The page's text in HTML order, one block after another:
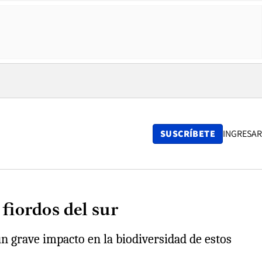
SUSCRÍBETE INGRESAR
del sur
grave impacto en la biodiversidad de estos